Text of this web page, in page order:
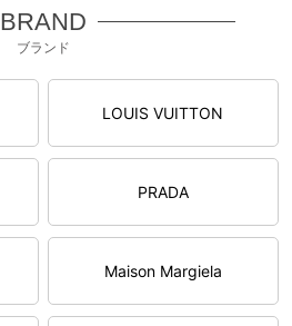
BRAND
ブランド
LOUIS VUITTON
PRADA
Maison Margiela